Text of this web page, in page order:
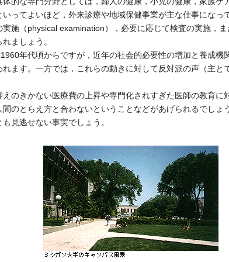
ってよいほど，外来診療や地域保健事業が主な仕事になっ
施（physical examination），必要に応じて検査の実施，
ましょう。
年代頃からですが，近年の社会的必要性の増加と養成機
ます。一方では，これらの動きに対して反対派の声（主と
のきかない医療費の上昇や専門化されすぎた医師の教育に
のとらえ方と合わないということなどがあげられるでしょ
見逃せない事実でしょう。